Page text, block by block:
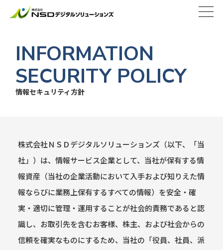
INFORMATION
SECURITY POLICY
情報セキュリティ方針
株式会社ＮＳＤデジタルソリューションズ（以下、「当
社」）は、情報サービス企業として、当社が保有する情
報資産（当社の企業活動において入手および知りえた情
報ならびに業務上保有するすべての情報）を安全・確
実・適切に管理・運用することが社会的責務であると認
識し、お取引先を含むお客様、株主、および社会からの
信頼を確実なものにするため、当社の「役員、社員、派